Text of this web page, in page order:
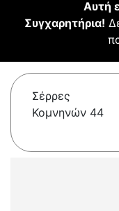
Αυτή
Συγχαρητήρια!
Σέρρες
Κομνηνών 44